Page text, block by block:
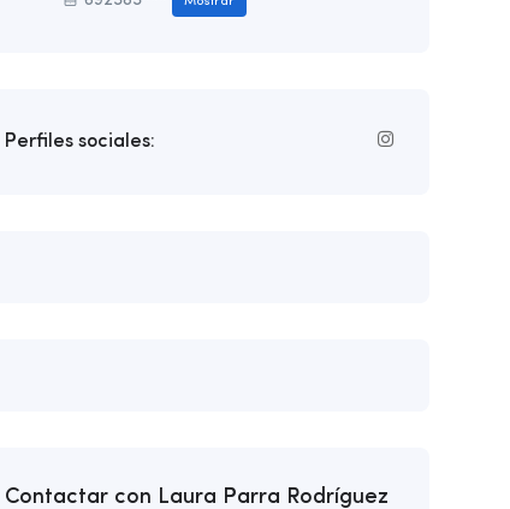
Perfiles sociales:
Contactar con Laura Parra Rodríguez